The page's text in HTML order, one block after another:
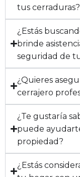
tus cerraduras?
¿Estás
brinde
seguridad de
¿Quieres
cerrajero
¿Te gustaría
puede
propiedad?
¿Estás